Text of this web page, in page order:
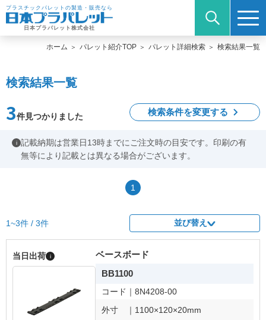
プラスチックパレットの製造・販売なら
日本プラパレット株式会社
ホーム パレット紹介TOP パレット詳細検索 検索結果一覧
検索結果一覧
3件見つかりました 検索条件を変更する
i 記載納期は営業日13時までにご注文時の目安です。印刷の有
無等により記載とは異なる場合がございます。
1
1~3件 / 3件 並び替え
当日出荷 i
ベースボード
BB1100
コード｜ 8N4208-00
外寸 ｜ 1100×120×20mm